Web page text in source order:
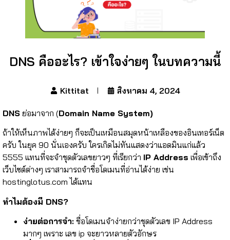
DNS คืออะไร? เข้าใจง่ายๆ ในบทความนี้
Kittitat สิงหาคม 4, 2024
DNS ย่อมาจาก (Domain Name System)
ถ้าให้เห็นภาพได้ง่ายๆ ก็จะเป็นเหมือนสมุดหน้าเหลืองของอินเทอร์เน็ต
ครับ ในยุค 90 นั่นเองครับ ใครเกิดไม่ทันแสดงว่าแอดมินแก่แล้ว
5555 แทนที่จะจำชุดตัวเลขยาวๆ ที่เรียกว่า IP Address เพื่อเข้าถึง
เว็บไซต์ต่างๆ เราสามารถจำชื่อโดเมนที่อ่านได้ง่าย เช่น
hostinglotus.com ได้แทน
ทำไมต้องมี DNS?
ง่ายต่อการจำ: ชื่อโดเมนจำง่ายกว่าชุดตัวเลข IP Address
มากๆ เพราะ เลข ip จะยาวหลายตัวอักษร